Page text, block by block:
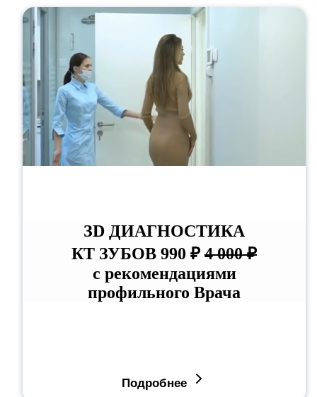
ЗD ДИАГНОСТИКА
КТ ЗУБОВ 990 ₽ 4 000 ₽
с рекомендациями
профильного Врача
Подробнее